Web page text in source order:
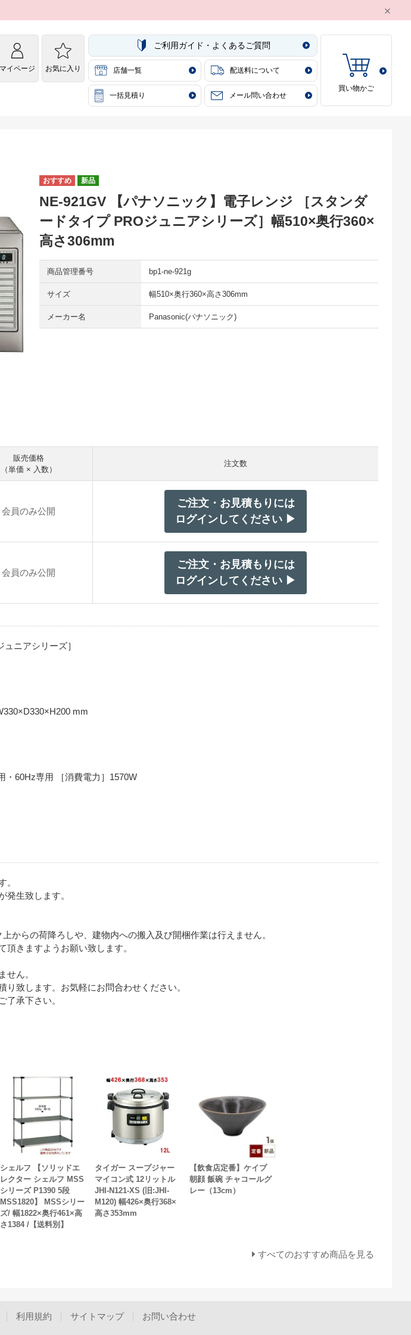
マイページ お気に入り
ご利用ガイド・よくあるご質問
店舗一覧 配送料について
一括見積り メール問い合わせ
買い物かご
新品
NE-921GV 【パナソニック】電子レンジ ［スタンダ
ードタイプ PROジュニアシリーズ］幅510×奥行360×
高さ306mm
商品管理番号 bp1-ne-921g
サイズ 幅510×奥行360×高さ306mm
メーカー名 Panasonic(パナソニック)
販売価格
（単価 × 入数）
注文数
会員のみ公開
ご注文・お見積もりには
ログインしてください ▶
会員のみ公開
ご注文・お見積もりには
ログインしてください ▶
ニアシリーズ］
mm
・60Hz専用 ［消費電力］1570W
。
発生致します。
からの荷降ろしや、建物内への搬入及び開梱作業は行えません。
きますようお願い致します。
せん。
致します。お気軽にお問合わせください。
了承下さい。
シェルフ 【ソリッドエ
レクター シェルフ MSS
シリーズ P1390 5段
MSS1820】 MSSシリー
ズ/ 幅1822×奥行461×高
さ1384 /【送料別】
タイガー スープジャー
マイコン式 12リットル
JHI-N121-XS (旧:JHI-
M120) 幅426×奥行368×
高さ353mm
【飲食店定番】ケイプ
朝顔 飯碗 チャコールグ
レー（13cm）
すべてのおすすめ商品を見る
利用規約 サイトマップ お問い合わせ